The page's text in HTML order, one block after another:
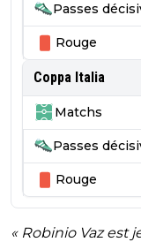
Passes
Rouge
Coppa Italia
Matchs
Passes
Rouge
« Robinio Vaz est